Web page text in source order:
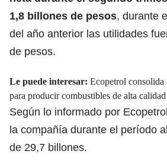
1,8 billones de pesos, durante
del año anterior las utilidades
de pesos.
Le puede interesar: Ecopetrol consolida
para producir combustibles de alta calidad
Según lo informado por
la compañía durante el período
de 29,7 billones.